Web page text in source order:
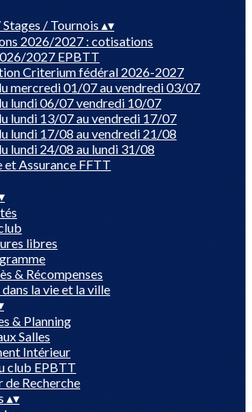
/ Tournois ▴▾
2026/2027 : cotisations
2027 EPBTT
Criterium fédéral 2026-2027
mercredi 01/07 au vendredi 03/07
lundi 06/07 vendredi 10/07
lundi 13/07 au vendredi 17/07
lundi 17/08 au vendredi 21/08
lundi 24/08 au lundi 31/08
et Assurance FFTT
libres
& Récompenses
la vie et la ville
& Planning
Salles
Intérieur
club EPBTT
Recherche
▴▾